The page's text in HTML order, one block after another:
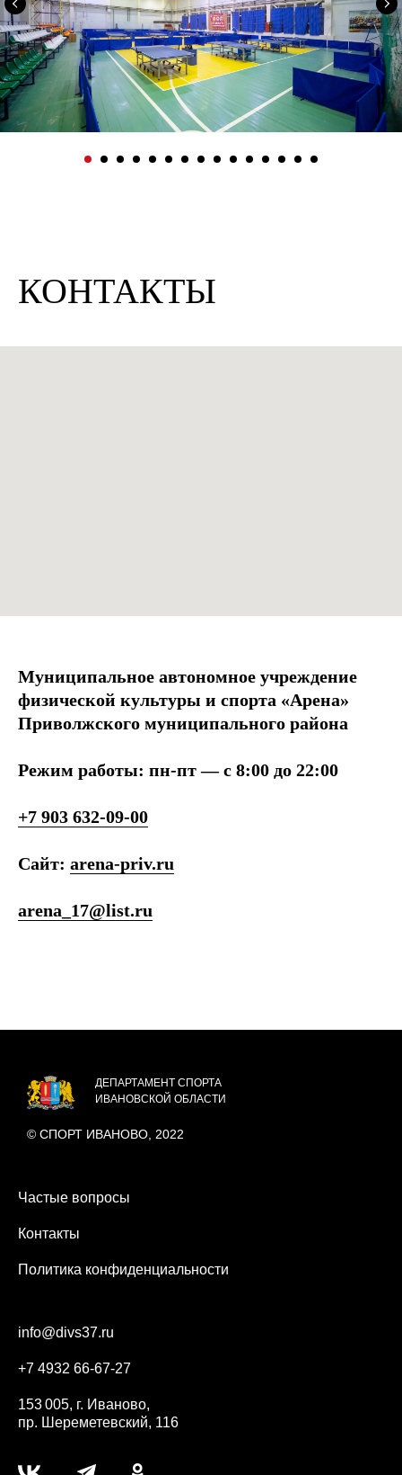
КОНТАКТЫ
Муниципальное автономное учреждение
физической культуры и спорта «Арена»
Приволжского муниципального района
Режим работы: пн-пт—с 8:00 до 22:00
+7 903 632-09-00
Сайт: arena-priv.ru
arena_17@list.ru
ДЕПАРТАМЕНТ СПОРТА
ИВАНОВСКОЙ ОБЛАСТИ
© СПОРТ ИВАНОВО, 2022
Частые вопросы
Контакты
Политика конфиденциальности
info@divs37.ru
+7 4932 66-67-27
153 005, г. Иваново,
пр. Шереметевский, 116